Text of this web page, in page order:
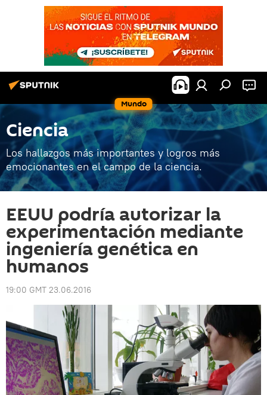
Mundo
Ciencia
Los hallazgos más importantes y logros más
emocionantes en el campo de la ciencia.
EEUU podría autorizar la
experimentación mediante
ingeniería genética en
humanos
19:00 GMT 23.06.2016